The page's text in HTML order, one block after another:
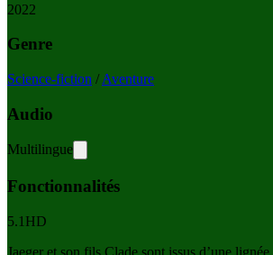
2022
Genre
Science-fiction /Aventure
Audio
Multilingue
Fonctionnalités
5.1 HD
Jaeger et son fils Clade sont issus d’une lignée